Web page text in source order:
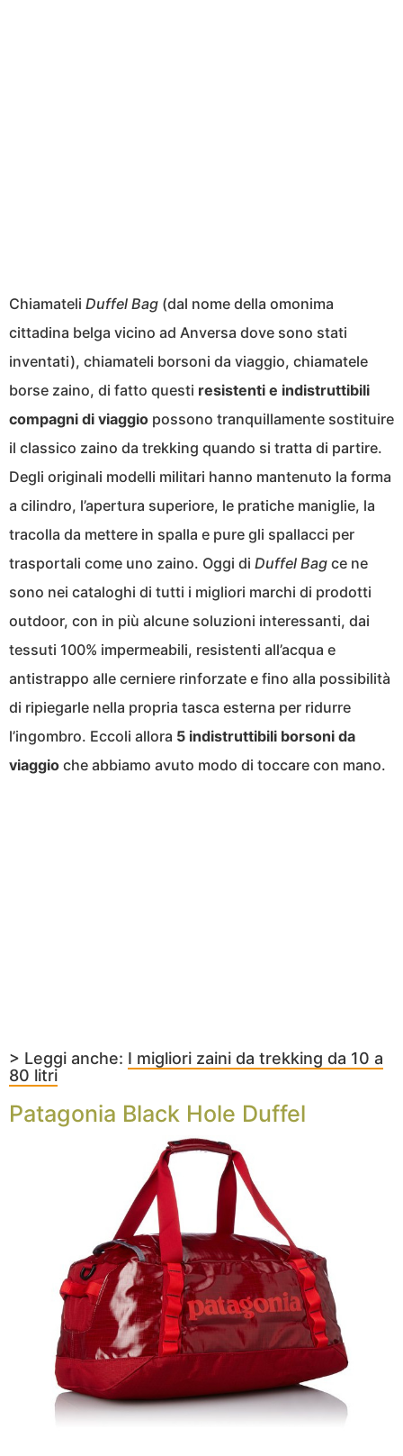
Chiamateli Duffel Bag (dal nome della omonima
cittadina belga vicino ad Anversa dove sono stati
inventati), chiamateli borsoni da viaggio, chiamatele
borse zaino, di fatto questi resistenti e indistruttibili
compagni di viaggio possono tranquillamente sostituire
il classico zaino da trekking quando si tratta di partire.
Degli originali modelli militari hanno mantenuto la forma
a cilindro, l’apertura superiore, le pratiche maniglie, la
tracolla da mettere in spalla e pure gli spallacci per
trasportali come uno zaino. Oggi di Duffel Bag ce ne
sono nei cataloghi di tutti i migliori marchi di prodotti
outdoor, con in più alcune soluzioni interessanti, dai
tessuti 100% impermeabili, resistenti all’acqua e
antistrappo alle cerniere rinforzate e fino alla possibilità
di ripiegarle nella propria tasca esterna per ridurre
l’ingombro. Eccoli allora 5 indistruttibili borsoni da
viaggio che abbiamo avuto modo di toccare con mano.
> Leggi anche: I migliori zaini da trekking da 10 a
80 litri
Patagonia Black Hole Duffel